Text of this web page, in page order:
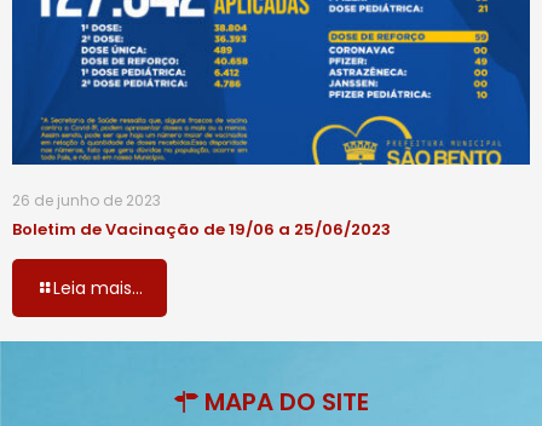
26 de junho de 2023
Boletim de Vacinação de 19/06 a 25/06/2023
Leia mais...
MAPA DO SITE